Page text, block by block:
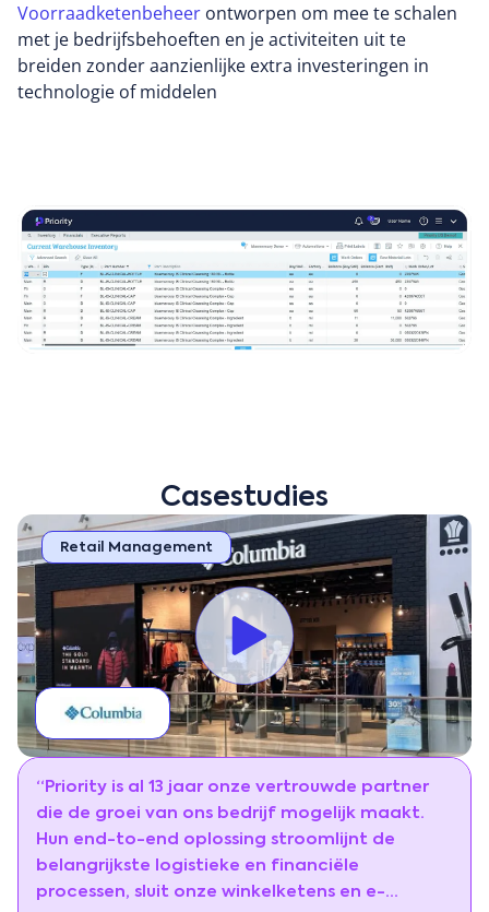
Voorraadketenbeheer ontworpen om mee te schalen
met je bedrijfsbehoeften en je activiteiten uit te
breiden zonder aanzienlijke extra investeringen in
technologie of middelen
Casestudies
Retail Management
“Priority is al 13 jaar onze vertrouwde partner
die de groei van ons bedrijf mogelijk maakt.
Hun end-to-end oplossing stroomlijnt de
belangrijkste logistieke en financiële
processen, sluit onze winkelketens en e-